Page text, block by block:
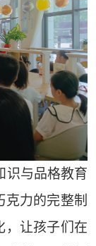
识与品格教育
力的完整制
，让孩子们在